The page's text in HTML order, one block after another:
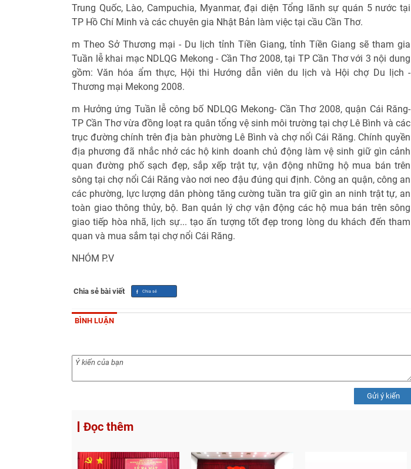
Trung Quốc, Lào, Campuchia, Myanmar, đại diện Tổng lãnh sự quán 5 nước tại
TP Hồ Chí Minh và các chuyên gia Nhật Bản làm việc tại cầu Cần Thơ.
m Theo Sở Thương mại - Du lịch tỉnh Tiền Giang, tỉnh Tiền Giang sẽ tham gia
Tuần lễ khai mạc NDLQG Mekong - Cần Thơ 2008, tại TP Cần Thơ với 3 nội dung
gồm: Văn hóa ẩm thực, Hội thi Hướng dẫn viên du lịch và Hội chợ Du lịch -
Thương mại Mekong 2008.
m Hưởng ứng Tuần lễ công bố NDLQG Mekong- Cần Thơ 2008, quận Cái Răng-
TP Cần Thơ vừa đồng loạt ra quân tổng vệ sinh môi trường tại chợ Lê Bình và các
trục đường chính trên địa bàn phường Lê Bình và chợ nổi Cái Răng. Chính quyền
địa phương đã nhắc nhở các hộ kinh doanh chủ động làm vệ sinh giữ gìn cảnh
quan đường phố sạch đẹp, sắp xếp trật tự, vận động những hộ mua bán trên
sông tại chợ nổi Cái Răng vào nơi neo đậu đúng qui định. Công an quận, công an
các phường, lực lượng dân phòng tăng cường tuần tra giữ gìn an ninh trật tự, an
toàn giao thông thủy, bộ. Ban quản lý chợ vận động các hộ mua bán trên sông
giao tiếp hòa nhã, lịch sự... tạo ấn tượng tốt đẹp trong lòng du khách đến tham
quan và mua sắm tại chợ nổi Cái Răng.
NHÓM P.V
Chia sẻ bài viết
BÌNH LUẬN
Gửi ý kiến
Đọc thêm